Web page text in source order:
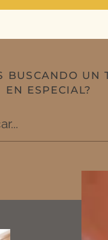
BUSCANDO UN
EN ESPECIAL?